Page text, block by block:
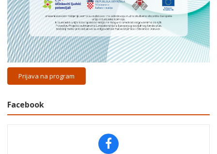
Prijava na program
Facebook